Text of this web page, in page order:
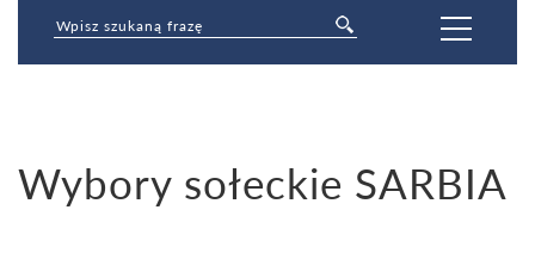
Strona główna» Jednostki organizacyjne samorządu terytorialnego»
Jednostki pomocnicze (sołectwa, dzielnice, osiedla)
Wybory sołeckie
Wybory sołeckie SARBIA